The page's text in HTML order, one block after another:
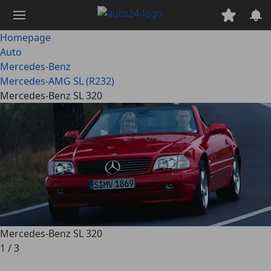
naar
hoofdinhoud
Homepage
Auto
Mercedes-Benz
Mercedes-AMG SL (R232)
Mercedes-Benz SL 320
Mercedes-Benz SL 320
1 /3